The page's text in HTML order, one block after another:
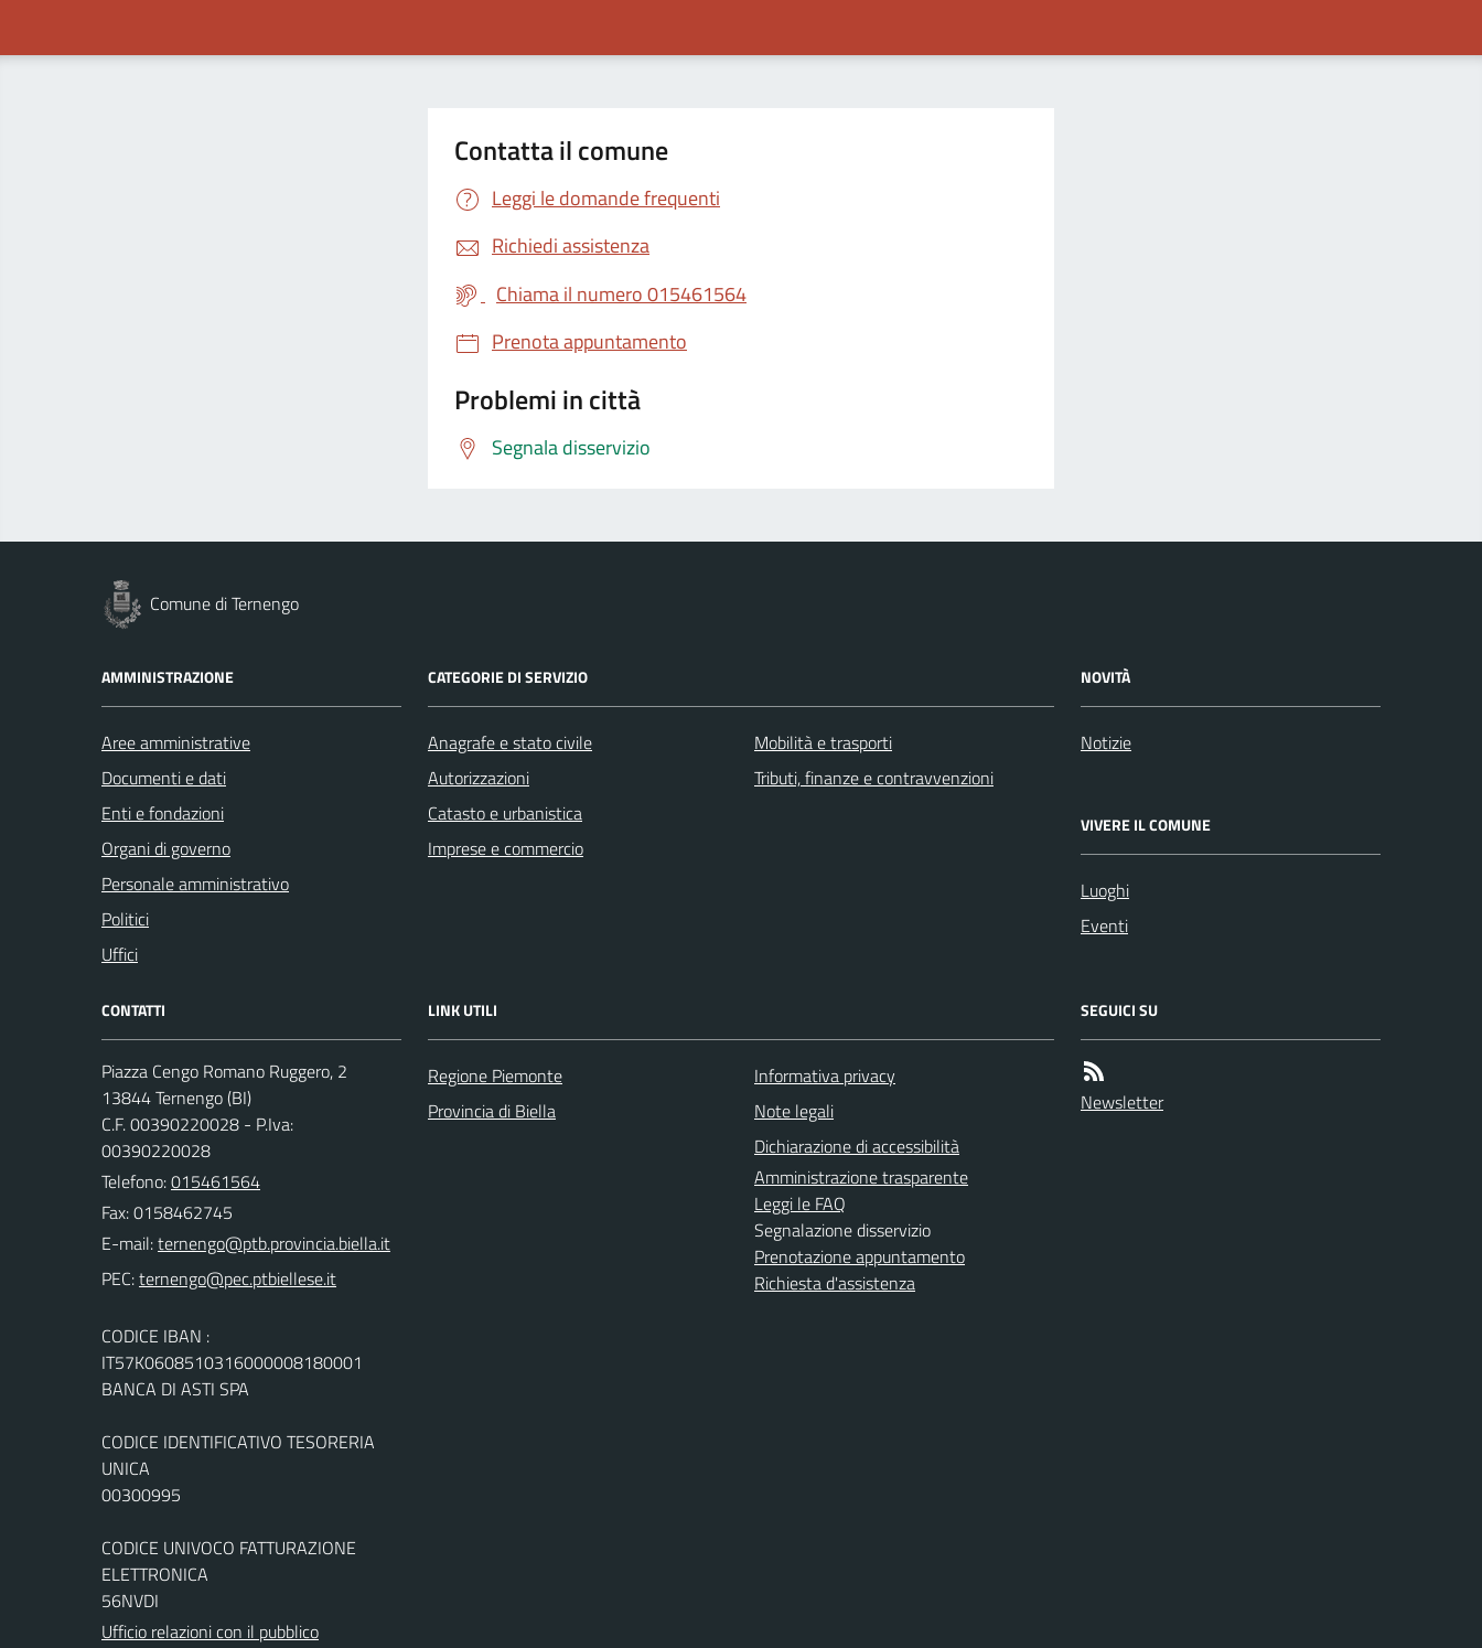
Contatta il comune
Leggi le domande frequenti
Richiedi assistenza
Chiama il numero 015461564
Prenota appuntamento
Problemi in città
Segnala disservizio
Comune di Ternengo
AMMINISTRAZIONE
Aree amministrative
Documenti e dati
Enti e fondazioni
Organi di governo
Personale amministrativo
Politici
Uffici
CATEGORIE DI SERVIZIO
Anagrafe e stato civile
Autorizzazioni
Catasto e urbanistica
Imprese e commercio
Mobilità e trasporti
Tributi, finanze e contravvenzioni
NOVITÀ
Notizie
VIVERE IL COMUNE
Luoghi
Eventi
CONTATTI
Piazza Cengo Romano Ruggero, 2
13844 Ternengo (BI)
C.F. 00390220028 - P.Iva:
00390220028
Telefono:015461564
Fax: 0158462745
E-mail:
PEC:
CODICE IBAN :
IT57K0608510316000008180001
BANCA DI ASTI SPA
CODICE IDENTIFICATIVO TESORERIA
UNICA
00300995
CODICE UNIVOCO FATTURAZIONE
ELETTRONICA
56NVDI
Ufficio relazioni con il pubblico
LINK UTILI
Regione Piemonte
Provincia di Biella
Informativa privacy
Note legali
Dichiarazione di accessibilità
Amministrazione trasparente
Leggi le FAQ
Segnalazione disservizio
Prenotazione appuntamento
Richiesta d'assistenza
SEGUICI SU
Newsletter